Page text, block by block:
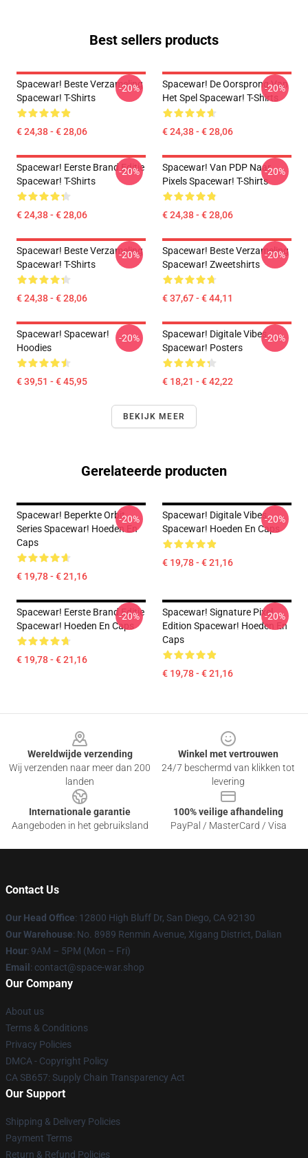
Best sellers products
Spacewar! Beste Verzameling
Spacewar! T-Shirts
€ 24,38 - € 28,06
-20%
Spacewar! De Oorsprong Van
Het Spel Spacewar! T-Shirts
€ 24,38 - € 28,06
-20%
Spacewar! Eerste Brand Editie
Spacewar! T-Shirts
€ 24,38 - € 28,06
-20%
Spacewar! Van PDP Naar
Pixels Spacewar! T-Shirts
€ 24,38 - € 28,06
-20%
Spacewar! Beste Verzameling
Spacewar! T-Shirts
€ 24,38 - € 28,06
-20%
Spacewar! Beste Verzameling
Spacewar! Zweetshirts
€ 37,67 - € 44,11
-20%
Spacewar! Spacewar!
Hoodies
€ 39,51 - € 45,95
-20%
Spacewar! Digitale Vibes
Spacewar! Posters
€ 18,21 - € 42,22
-20%
BEKIJK MEER
Gerelateerde producten
Spacewar! Beperkte Orbit
Series Spacewar! Hoeden En
Caps
€ 19,78 - € 21,16
-20%
Spacewar! Digitale Vibes
Spacewar! Hoeden En Caps
€ 19,78 - € 21,16
-20%
Spacewar! Eerste Brand Editie
Spacewar! Hoeden En Caps
€ 19,78 - € 21,16
-20%
Spacewar! Signature Pixel
Edition Spacewar! Hoeden En
Caps
€ 19,78 - € 21,16
-20%
Wereldwijde verzending
Wij verzenden naar meer dan 200
landen
Winkel met vertrouwen
24/7 beschermd van klikken tot
levering
Internationale garantie
Aangeboden in het gebruiksland
100% veilige afhandeling
PayPal / MasterCard / Visa
Contact Us
Our Head Office: 12800 High Bluff Dr, San Diego, CA 92130
Our Warehouse: No. 8989 Renmin Avenue, Xigang District, Dalian
Hour: 9AM – 5PM (Mon – Fri)
Email : contact@space-war.shop
Our Company
About us
Terms & Conditions
Privacy Policies
DMCA - Copyright Policy
CA SB657: Supply Chain Transparency Act
Our Support
Shipping & Delivery Policies
Payment Terms
Return & Refund Policies